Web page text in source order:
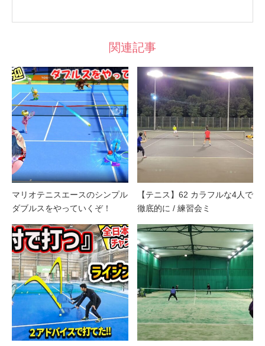
関連記事
マリオテニスエースのシンプル
ダブルスをやっていくぞ！
【テニス】62 カラフルな4人で
徹底的に / 練習会ミ